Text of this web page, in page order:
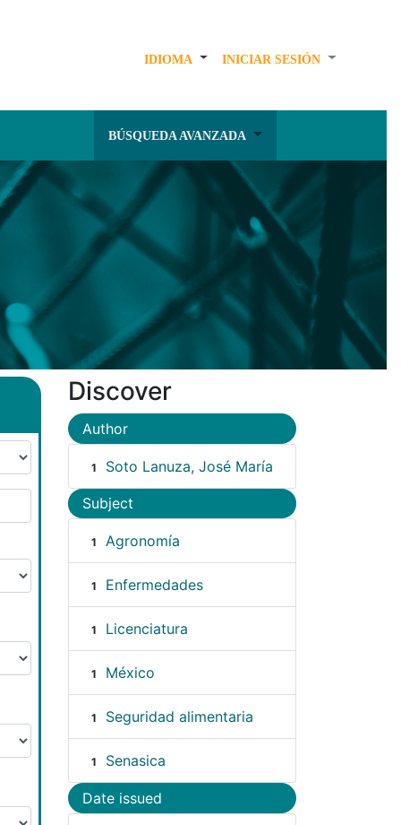
IDIOMA INICIAR SESIÓN
BÚSQUEDA AVANZADA
Discover
Author
1 Soto Lanuza, José María
Subject
1 Agronomía
1 Enfermedades
1 Licenciatura
1 México
1 Seguridad alimentaria
1 Senasica
Date issued